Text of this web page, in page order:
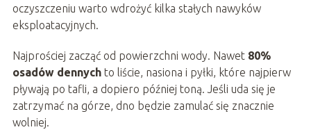
oczyszczeniu warto wdrożyć kilka stałych nawyków
eksploatacyjnych.
Najprościej zacząć od powierzchni wody. Nawet 80%
osadów dennychto liście, nasiona i pyłki, które najpierw
pływają po tafli, a dopiero później toną. Jeśli uda się je
zatrzymać na górze, dno będzie zamulać się znacznie
wolniej.